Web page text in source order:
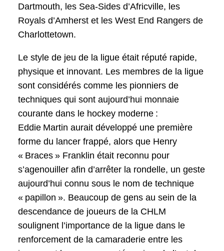
Dartmouth, les Sea-Sides d’Africville, les
Royals d’Amherst et les West End Rangers de
Charlottetown.
Le style de jeu de la ligue était réputé rapide,
physique et innovant. Les membres de la ligue
sont considérés comme les pionniers de
techniques qui sont aujourd’hui monnaie
courante dans le hockey moderne :
Eddie Martin aurait développé une première
forme du lancer frappé, alors que Henry
« Braces » Franklin était reconnu pour
s’agenouiller afin d’arrêter la rondelle, un geste
aujourd’hui connu sous le nom de technique
« papillon ». Beaucoup de gens au sein de la
descendance de joueurs de la CHLM
soulignent l’importance de la ligue dans le
renforcement de la camaraderie entre les